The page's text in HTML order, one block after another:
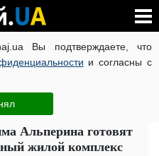
Вы подтверждаете, что
и согласны с
КОРОНАВИРУС В
ЧИТАТИ УКРАЇНСЬКОЮ
в Одессе:
Альперина готовят
жилой комплекс